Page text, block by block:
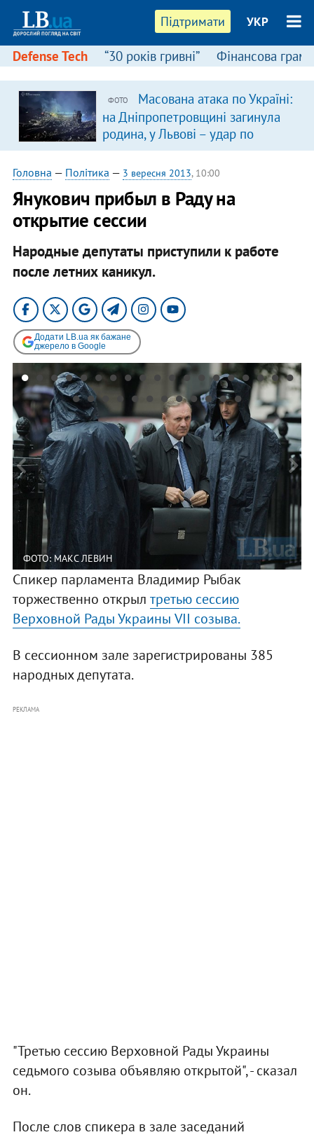
Підтримати УКР
Defense Tech “30 років гривні” Фінансова
ФОТО
Масована атака по Україні:
на Дніпропетровщині загинула
родина, у Львові – удар по
багатоповерхівках
(доповнюється)
Головна — Політика — 3 вересня 2013, 10:00
Янукович прибыл в Раду на
открытие сессии
Народные депутаты приступили к работе
после летних каникул.
Додати LB.ua як бажане
джерело в Google
ФОТО: МАКС ЛЕВИН
Спикер парламента Владимир Рыбак
торжественно открыл третью сессию
Верховной Рады Украины VII созыва.
В сессионном зале зарегистрированы 385
народных депутата.
РЕКЛАМА
"Третью сессию Верховной Рады Украины
седьмого созыва объявляю открытой", - сказал
он.
После слов спикера в зале заседаний